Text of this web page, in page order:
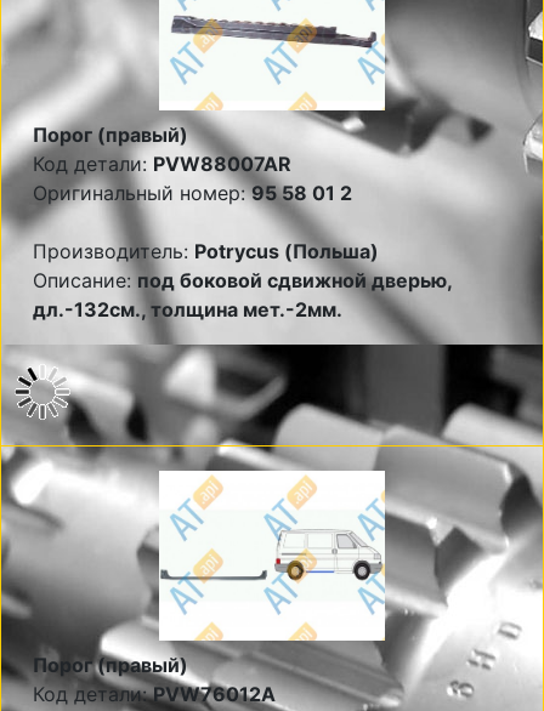
Порог (правый)
Код детали: PVW88007AR
Оригинальный номер:95 58 01 2
Производитель: Potrycus (Польша)
Описание: под боковой сдвижной дверью,
дл.-132см., толщина мет.-2мм.
Порог (правый)
Код детали:PVW76012A